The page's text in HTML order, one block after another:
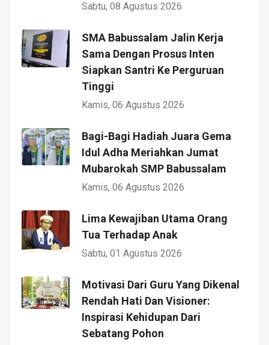
Sabtu, 08 Agustus 2026
SMA Babussalam Jalin Kerja
Sama Dengan Prosus Inten
Siapkan Santri Ke Perguruan
Tinggi
Kamis, 06 Agustus 2026
Bagi-Bagi Hadiah Juara Gema
Idul Adha Meriahkan Jumat
Mubarokah SMP Babussalam
Kamis, 06 Agustus 2026
Lima Kewajiban Utama Orang
Tua Terhadap Anak
Sabtu, 01 Agustus 2026
Motivasi Dari Guru Yang Dikenal
Rendah Hati Dan Visioner:
Inspirasi Kehidupan Dari
Sebatang Pohon